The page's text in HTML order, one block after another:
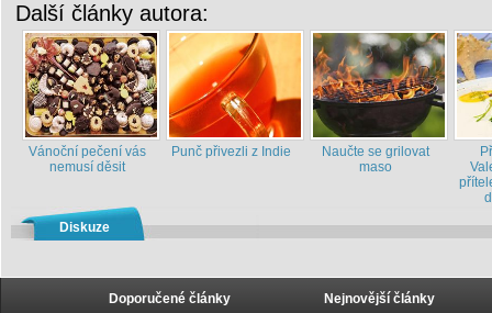
Další články autora:
Vánoční pečení vás
nemusí děsit
Punč přivezli z Indie
Naučte se grilovat
maso
Diskuze
Doporučené články Nejnovější články